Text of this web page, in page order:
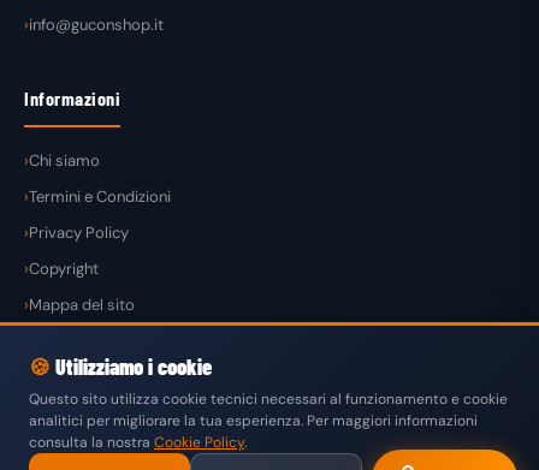
info@guconshop.it
Informazioni
Chi siamo
Termini e Condizioni
Privacy Policy
Copyright
Mappa del sito
© 2026 GuconShopdi Guglielmo Conte — Tutti i diritti riservati.
VISA MASTERCARD PAYPAL KLARNA
SATISPAY
🍪 Utilizziamo i cookie
Questo sito utilizza cookie tecnici necessari al funzionamento e cookie
analitici per migliorare la tua esperienza. Per maggiori informazioni
consulta la nostra Cookie Policy.